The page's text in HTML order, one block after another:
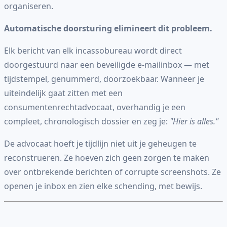
organiseren.
Automatische doorsturing elimineert dit probleem.
Elk bericht van elk incassobureau wordt direct
doorgestuurd naar een beveiligde e-mailinbox — met
tijdstempel, genummerd, doorzoekbaar. Wanneer je
uiteindelijk gaat zitten met een
consumentenrechtadvocaat, overhandig je een
compleet, chronologisch dossier en zeg je: "Hier is alles."
De advocaat hoeft je tijdlijn niet uit je geheugen te
reconstrueren. Ze hoeven zich geen zorgen te maken
over ontbrekende berichten of corrupte screenshots. Ze
openen je inbox en zien elke schending, met bewijs.